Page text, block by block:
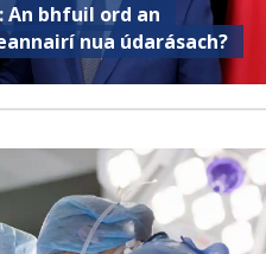
An bhfuil ord an
nua údarásach?